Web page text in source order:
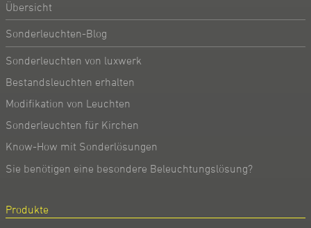
Übersicht
Sonderleuchten-Blog
Sonderleuchten von luxwerk
Bestandsleuchten erhalten
Modifikation von Leuchten
Sonderleuchten für Kirchen
Know-How mit Sonderlösungen
Sie benötigen eine besondere Beleuchtungslösung?
Produkte